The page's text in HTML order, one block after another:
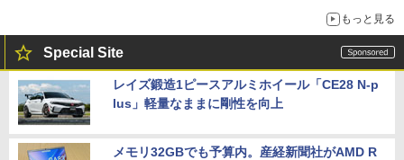
もっと見る
Special Site
レイズ鍛造1ピースアルミホイール「CE28 N-p
lus」軽量なままに剛性を向上
メモリ32GBでも予算内。産経新聞社がAMD R